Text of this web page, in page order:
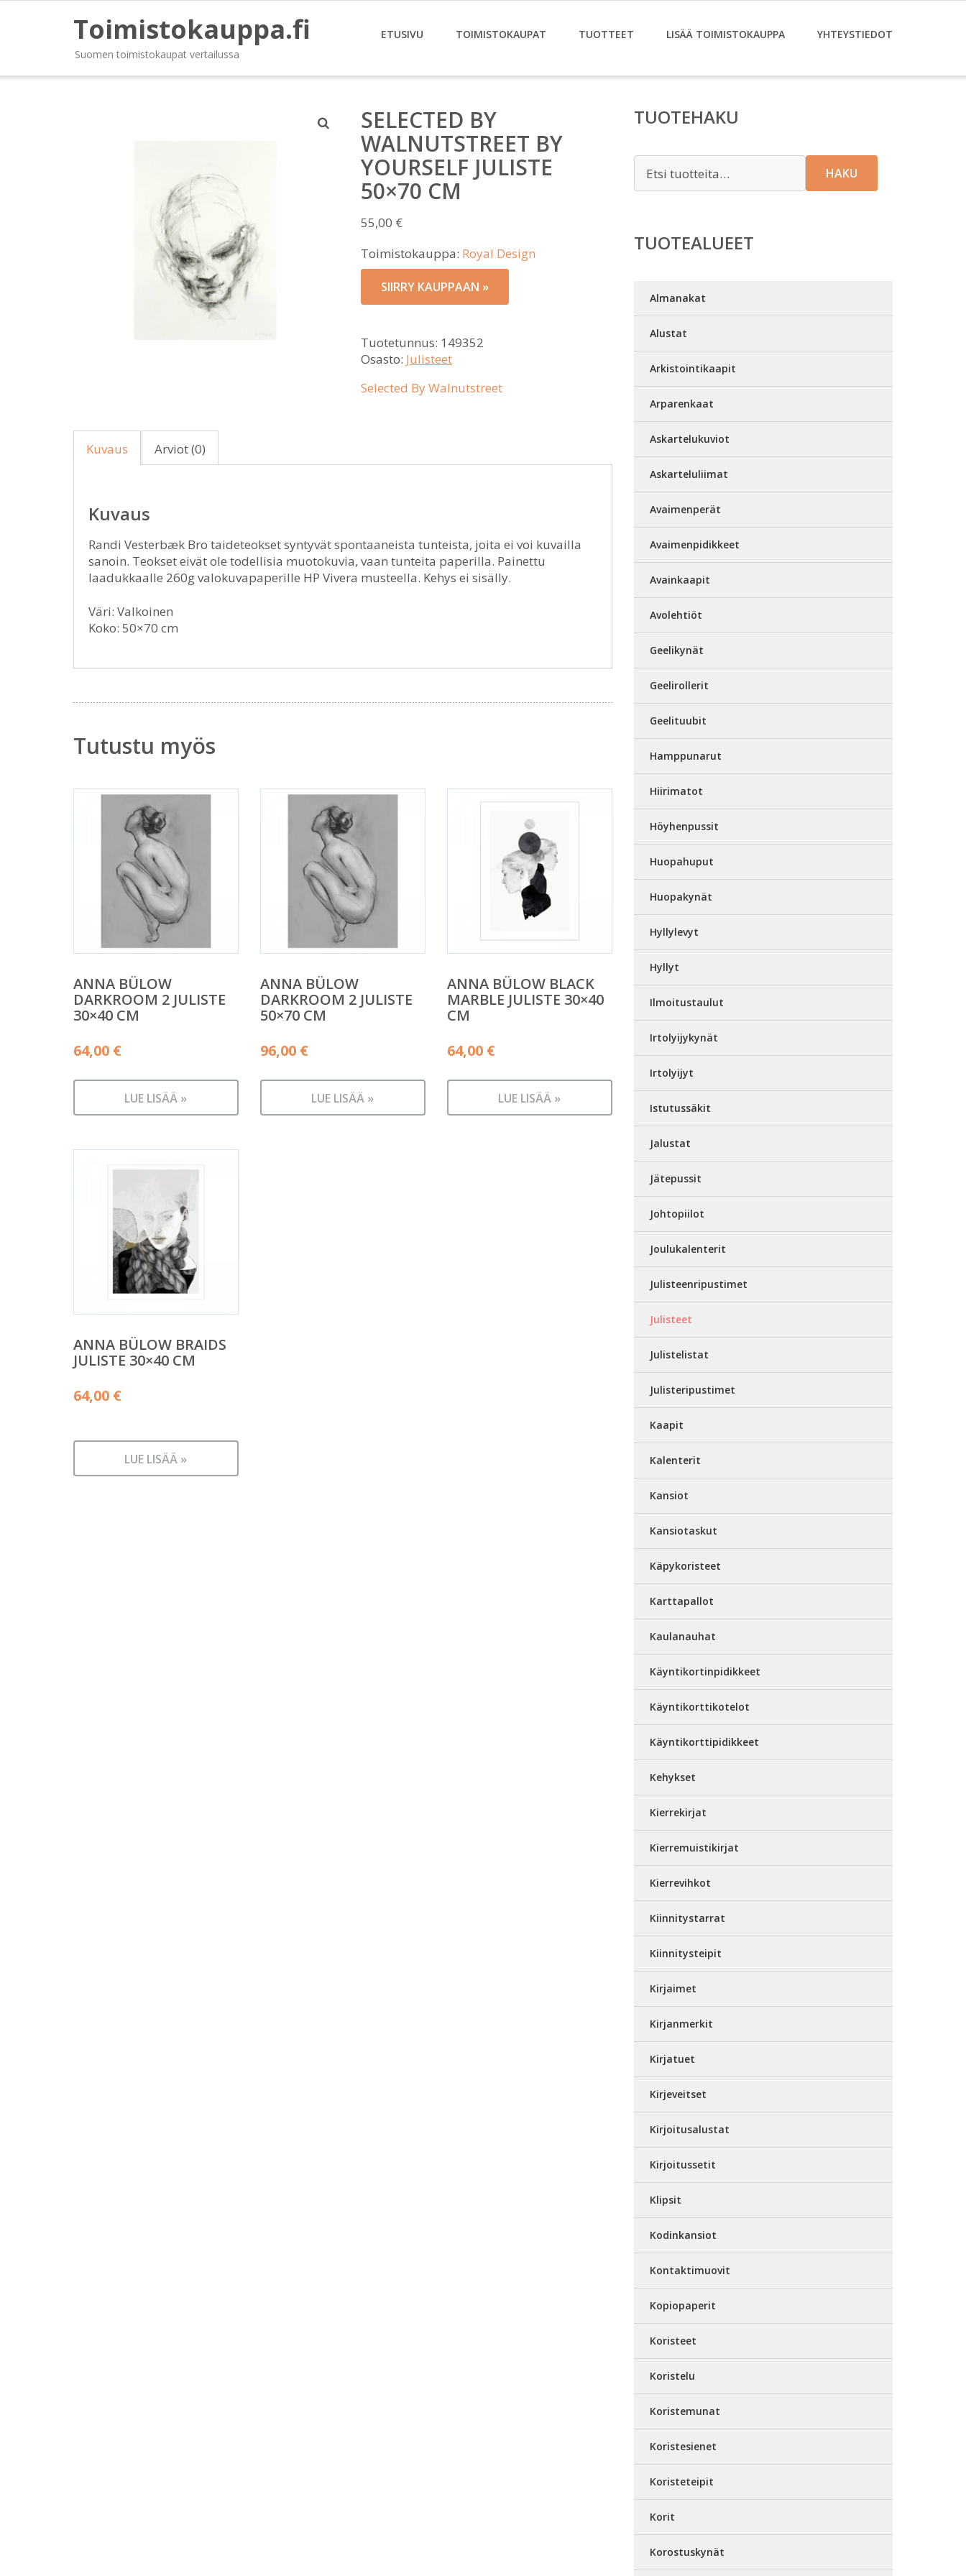
Toimistokauppa.fi
Suomen toimistokaupat vertailussa
ETUSIVU TOIMISTOKAUPAT TUOTTEET LISÄÄ TOIMISTOKAUPPA YHTEYSTIEDOT
SELECTED BY
WALNUTSTREET BY
YOURSELF JULISTE
50×70 CM
55,00 €
Toimistokauppa: Royal Design
SIIRRY KAUPPAAN »
Tuotetunnus: 149352
Osasto: Julisteet
Selected By Walnutstreet
Kuvaus Arviot (0)
Kuvaus
Randi Vesterbæk Bro taideteokset syntyvät spontaaneista tunteista, joita ei voi kuvailla
sanoin. Teokset eivät ole todellisia muotokuvia, vaan tunteita paperilla. Painettu
laadukkaalle 260g valokuvapaperille HP Vivera musteella. Kehys ei sisälly.
Väri: Valkoinen
Koko: 50×70 cm
Tutustu myös
ANNA BÜLOW
DARKROOM 2 JULISTE
30×40 CM
64,00 €
LUE LISÄÄ »
ANNA BÜLOW
DARKROOM 2 JULISTE
50×70 CM
96,00 €
LUE LISÄÄ »
ANNA BÜLOW BLACK
MARBLE JULISTE 30×40
CM
64,00 €
LUE LISÄÄ »
ANNA BÜLOW BRAIDS
JULISTE 30×40 CM
64,00 €
LUE LISÄÄ »
TUOTEHAKU
HAKU
TUOTEALUEET
Almanakat
Alustat
Arkistointikaapit
Arparenkaat
Askartelukuviot
Askarteluliimat
Avaimenperät
Avaimenpidikkeet
Avainkaapit
Avolehtiöt
Geelikynät
Geelirollerit
Geelituubit
Hamppunarut
Hiirimatot
Höyhenpussit
Huopahuput
Huopakynät
Hyllylevyt
Hyllyt
Ilmoitustaulut
Irtolyijykynät
Irtolyijyt
Istutussäkit
Jalustat
Jätepussit
Johtopiilot
Joulukalenterit
Julisteenripustimet
Julisteet
Julistelistat
Julisteripustimet
Kaapit
Kalenterit
Kansiot
Kansiotaskut
Käpykoristeet
Karttapallot
Kaulanauhat
Käyntikortinpidikkeet
Käyntikorttikotelot
Käyntikorttipidikkeet
Kehykset
Kierrekirjat
Kierremuistikirjat
Kierrevihkot
Kiinnitystarrat
Kiinnitysteipit
Kirjaimet
Kirjanmerkit
Kirjatuet
Kirjeveitset
Kirjoitusalustat
Kirjoitussetit
Klipsit
Kodinkansiot
Kontaktimuovit
Kopiopaperit
Koristeet
Koristelu
Koristemunat
Koristesienet
Koristeteipit
Korit
Korostuskynät